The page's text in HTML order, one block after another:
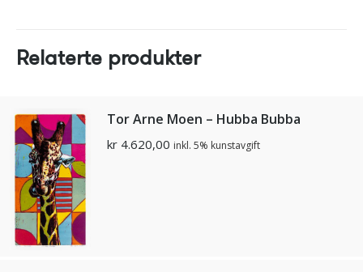
Relaterte produkter
Tor Arne Moen – Hubba Bubba
kr 4.620,00 inkl. 5% kunstavgift